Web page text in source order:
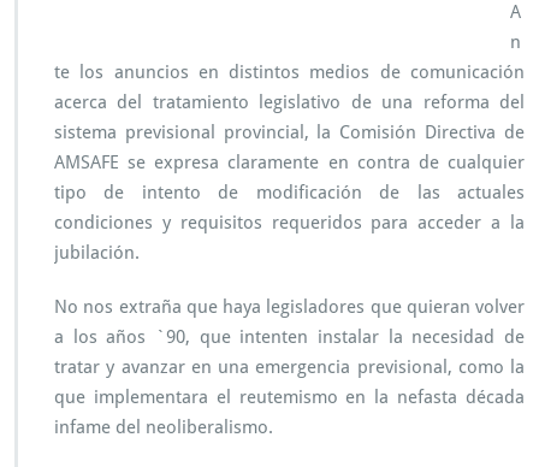
e
c
a
z
a
c
q
u
i
r
A
n
te los anuncios en distintos medios de comunicación
acerca del tratamiento legislativo de una reforma del
sistema previsional provincial, la Comisión Directiva de
AMSAFE se expresa claramente en contra de cualquier
tipo de intento de modificación de las actuales
condiciones y requisitos requeridos para acceder a la
jubilación.
No nos extraña que haya legisladores que quieran volver
a los años `90, que intenten instalar la necesidad de
tratar y avanzar en una emergencia previsional, como la
que implementara el reutemismo en la nefasta década
infame del neoliberalismo.